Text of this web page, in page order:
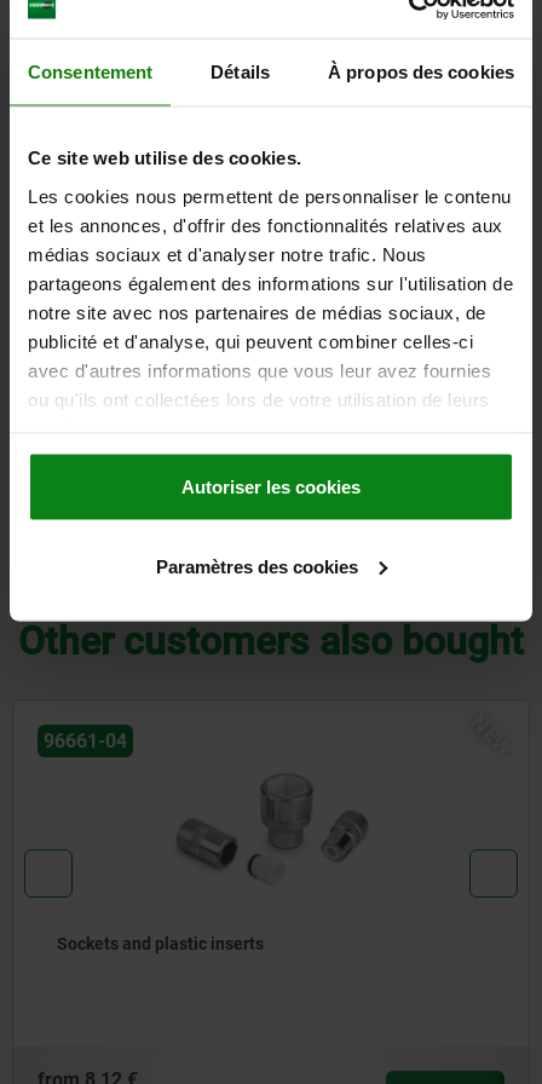
Consentement Détails À propos des cookies
Ce site web utilise des cookies.
Les cookies nous permettent de personnaliser le contenu
et les annonces, d'offrir des fonctionnalités relatives aux
médias sociaux et d'analyser notre trafic. Nous
partageons également des informations sur l'utilisation de
notre site avec nos partenaires de médias sociaux, de
publicité et d'analyse, qui peuvent combiner celles-ci
avec d'autres informations que vous leur avez fournies
ou qu'ils ont collectées lors de votre utilisation de leurs
Autoriser les cookies
Paramètres des cookies
CENTRE FÜR REITSTOCK FORM:D HOHLSPITZE
ABGEFLACHT, D=30, STEEL NITRO-CARBURIZED,
WITH SLOT
FORM=D
FORM DEFINITION=HOLLOW CUP CENTRES FLATTENED
HEIGHT=55
Order number: 34024-06-430
379,47 €
plus shipping costs
DETAILS
Other customers also bought
NEW
Clamping component set for fixating for optical